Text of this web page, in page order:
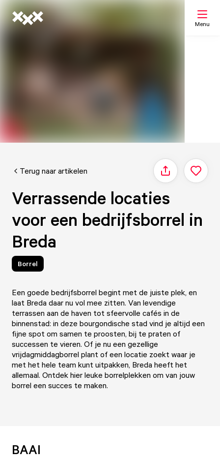
Menu
Terug naar artikelen Delen
Verrassende locaties
voor een bedrijfsborrel in
Breda
Borrel
Een goede bedrijfsborrel begint met de juiste plek, en
laat Breda daar nu vol mee zitten. Van levendige
terrassen aan de haven tot sfeervolle cafés in de
binnenstad: in deze bourgondische stad vind je altijd een
fijne spot om samen te proosten, bij te praten of
successen te vieren. Of je nu een gezellige
vrijdagmiddagborrel plant of een locatie zoekt waar je
met het hele team kunt uitpakken, Breda heeft het
allemaal. Ontdek hier leuke borrelplekken om van jouw
borrel een succes te maken.
BAAI